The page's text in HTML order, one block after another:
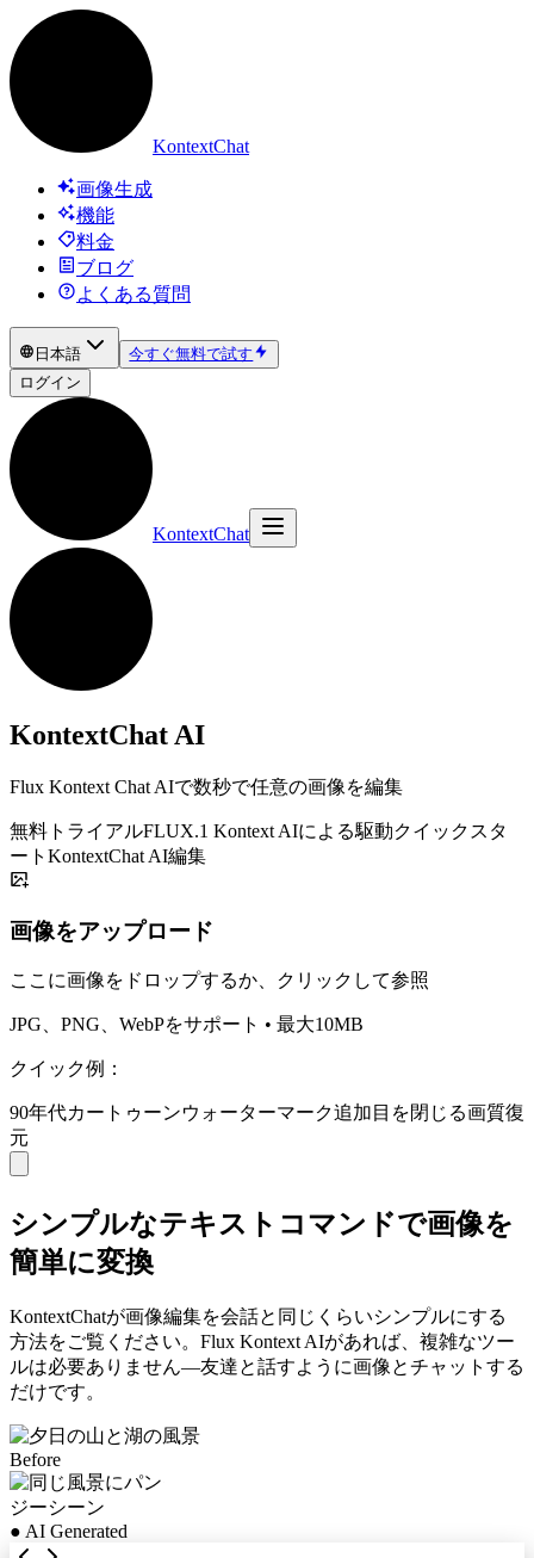
KontextChat
画像生成
機能
料金
ブログ
よくある質問
日本語
今すぐ無料で試す
ログイン
KontextChat
KontextChat AI
Flux Kontext Chat AIで数秒で任意の画像を編集
無料トライアルFLUX.1 Kontext AIによる駆動クイックスタ
ート KontextChat AI編集
画像をアップロード
ここに画像をドロップするか、クリックして参照
JPG、PNG、WebPをサポート • 最大10MB
クイック例：
90年代カートゥーンウォーターマーク追加 目を閉じる画質復
元
シンプルなテキストコマンドで画像を
簡単に変換
KontextChatが画像編集を会話と同じくらいシンプルにする
方法をご覧ください。Flux Kontext AIがあれば、複雑なツー
ルは必要ありません—友達と話すように画像とチャットする
だけです。
Before
● AI Generated